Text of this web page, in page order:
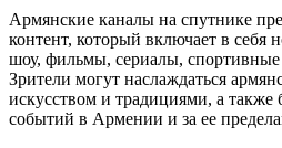
Армянские каналы на спутнике
контент, который включает в себя
шоу, фильмы, сериалы, спортивные
Зрители могут наслаждаться
искусством и традициями, а также
событий в Армении и за ее